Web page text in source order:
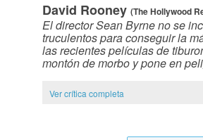
David Rooney (The Hollywood
El director Sean Byrne no se
truculentos para conseguir la
las recientes películas de
montón de morbo y pone en
Ver crítica completa